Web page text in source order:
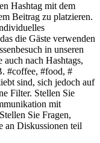
Hashtag mit dem
Beitrag zu platzieren.
die Gäste verwenden
in unseren
nach Hashtags,
#coffee, #food, #
sind, sich jedoch auf
Filter. Stellen Sie
mit
Sie Fragen,
an Diskussionen teil